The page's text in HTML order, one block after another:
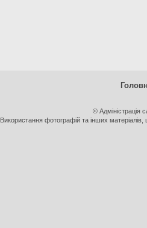
© Адміністрація
Використання фотографій та інших матеріалів,